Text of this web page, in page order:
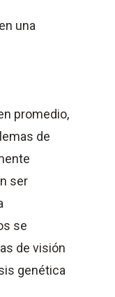
una
promedio,
de
ser
se
de visión
genética